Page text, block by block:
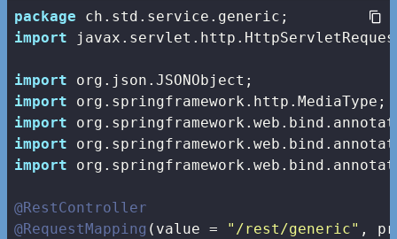
package
import
import
import
import
import
import
@RestController
@RequestMapping (value = "/rest/generic"